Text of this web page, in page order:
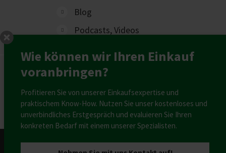
Wie können wir Ihren Einkauf
voranbringen?
Profitieren Sie von unserer Einkaufsexpertise und
praktischem Know-How. Nutzen Sie unser kostenloses und
unverbindliches Erstgespräch und evaluieren Sie Ihren
konkreten Bedarf mit einem unserer Spezialisten.
Blog
Podcasts, Videos